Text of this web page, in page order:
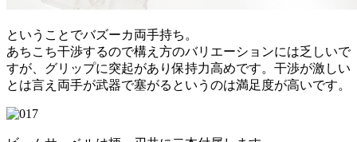
ということでバズーカ両手持ち。
あちこち干渉するので構え方のバリエーションには乏しいで
すが、グリップに突起があり保持力高めです。干渉が激しい
とは言え両手が武器で塞がるというのは満足度が高いです。